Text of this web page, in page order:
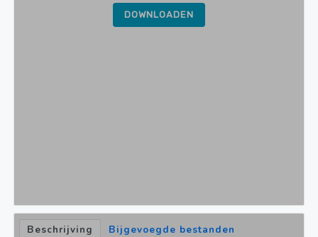
DOWNLOADEN
Beschrijving Bijgevoegde bestanden